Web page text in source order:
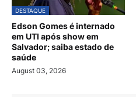
DESTAQUE
Edson Gomes é internado
em UTI após show em
Salvador; saiba estado de
saúde
August 03, 2026